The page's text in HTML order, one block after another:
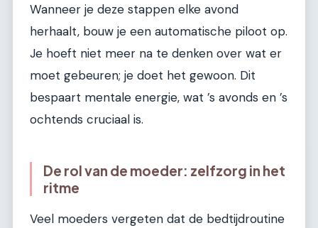
Wanneer je deze stappen elke avond
herhaalt, bouw je een automatische piloot op.
Je hoeft niet meer na te denken over wat er
moet gebeuren; je doet het gewoon. Dit
bespaart mentale energie, wat ’s avonds en ’s
ochtends cruciaal is.
De rol van de moeder: zelfzorg in het
ritme
Veel moeders vergeten dat de bedtijdroutine